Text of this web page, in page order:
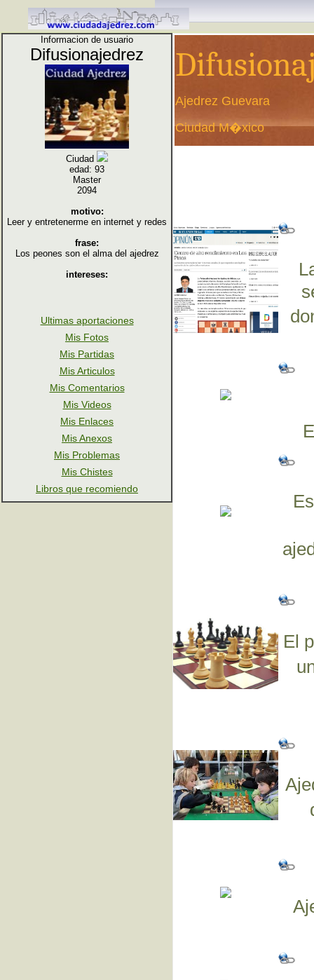
Informacion de usuario
Difusionajedrez
Ciudad
edad: 93
Master
2094
motivo:
Leer y entretenerme en internet y redes
frase:
Los peones son el alma del ajedrez
intereses:
Ultimas aportaciones
Mis Fotos
Mis Partidas
Mis Articulos
Mis Comentarios
Mis Videos
Mis Enlaces
Mis Anexos
Mis Problemas
Mis Chistes
Libros que recomiendo
Ajedrez Guevara
Ciudad M�xico
El